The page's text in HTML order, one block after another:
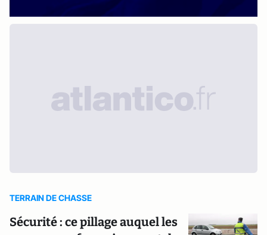
TERRAIN DE CHASSE
Sécurité : ce pillage auquel les